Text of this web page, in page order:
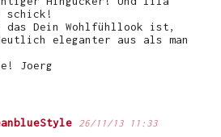
schick!
Dein Wohlfühllook ist,
eleganter aus als man
Joerg
26/11/13 11:33